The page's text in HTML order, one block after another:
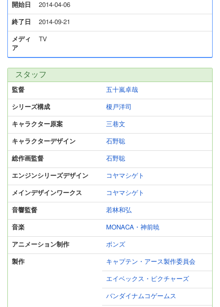
開始日 2014-04-06
終了日 2014-09-21
メディ
ア
TV
スタッフ
監督 五十嵐卓哉
シリーズ構成 榎戸洋司
キャラクター原案 三巷文
キャラクターデザイン 石野聡
総作画監督 石野聡
エンジンシリーズデザイン コヤマシゲト
メインデザインワークス コヤマシゲト
音響監督 若林和弘
音楽 MONACA・神前暁
アニメーション制作 ボンズ
製作 キャプテン・アース製作委員会
エイベックス・ピクチャーズ
バンダイナムコゲームス